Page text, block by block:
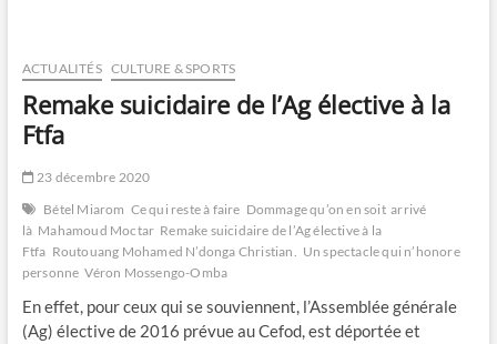
ACTUALITÉS CULTURE & SPORTS
Remake suicidaire de l’Ag élective à la
Ftfa
23 décembre 2020
Bétel Miarom Ce qui reste à faire Dommage qu’on en soit arrivé
là Mahamoud Moctar Remake suicidaire de l’Ag élective à la
Ftfa Routouang Mohamed N’donga Christian. Un spectacle qui n’honore
personne Véron Mossengo-Omba
En effet, pour ceux qui se souviennent, l’Assemblée générale
(Ag) élective de 2016 prévue au Cefod, est déportée et